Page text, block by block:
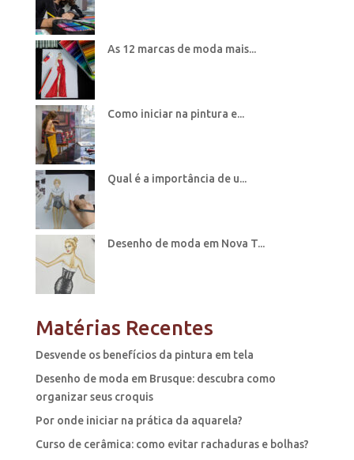
As 12 marcas de moda mais...
Como iniciar na pintura e...
Qual é a importância de u...
Desenho de moda em Nova T...
Matérias Recentes
Desvende os benefícios da pintura em tela
Desenho de moda em Brusque: descubra como
organizar seus croquis
Por onde iniciar na prática da aquarela?
Curso de cerâmica: como evitar rachaduras e bolhas?